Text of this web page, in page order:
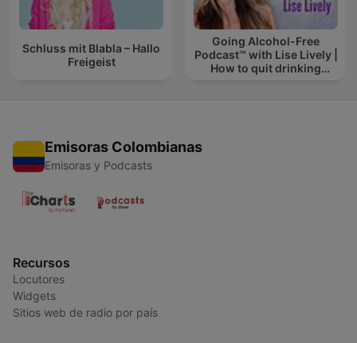
Schluss mit Blabla – Hallo
Freigeist
Going Alcohol-Free
Podcast™ with Lise Lively |
How to quit drinking
Emisoras Colombianas
Emisoras y Podcasts
Recursos
Locutores
Widgets
Sitios web de radio por país